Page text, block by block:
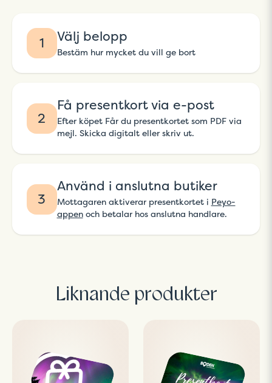
1 Välj belopp
Bestäm hur mycket du vill ge bort
2
Få presentkort via e-post
Efter köpet Får du presentkortet som PDF via
mejl. Skicka digitalt eller skriv ut.
3
Använd i anslutna butiker
Mottagaren aktiverar presentkortet i Peyo-
appenoch betalar hos anslutna handlare.
Liknande produkter